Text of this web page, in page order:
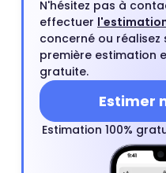
N'hésitez pas à
effectuer
concerné ou
première estimation
gratuite.
Estimer
Estimation 100%